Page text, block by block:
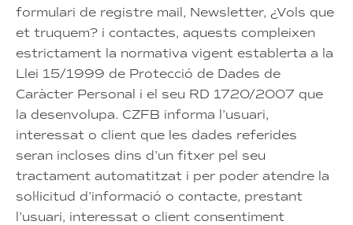
formulari de registre mail, Newsletter, ¿Vols que
et truquem? i contactes, aquests compleixen
estrictament la normativa vigent establerta a la
Llei 15/1999 de Protecció de Dades de
Caràcter Personal i el seu RD 1720/2007 que
la desenvolupa. CZFB informa l’usuari,
interessat o client que les dades referides
seran incloses dins d’un fitxer pel seu
tractament automatitzat i per poder atendre la
sol·licitud d’informació o contacte, prestant
l’usuari, interessat o client consentiment